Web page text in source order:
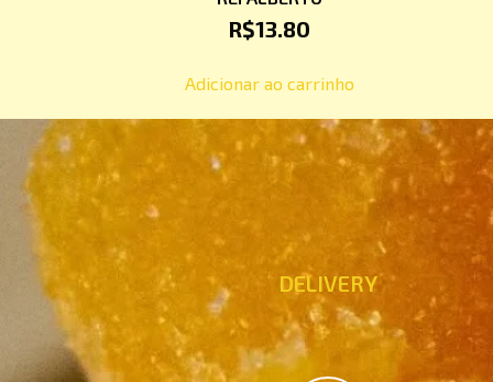
R$13.80
Adicionar ao carrinho
DELIVERY